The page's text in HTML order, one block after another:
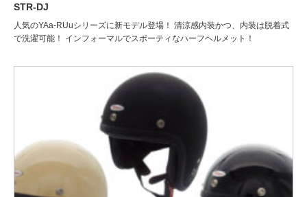
STR-DJ
人気のYAa-RUuシリーズに新モデル登場！ 清涼感内装かつ、内装は脱着式
で洗濯可能！ インフォーマルでスポーティなハーフヘルメット！